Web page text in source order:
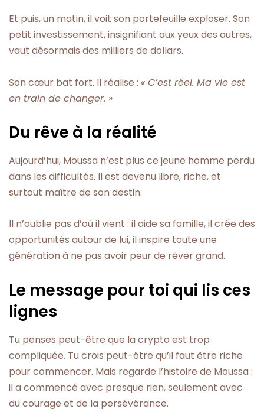
Et puis, un matin, il voit son portefeuille exploser. Son
petit investissement, insignifiant aux yeux des autres,
vaut désormais des milliers de dollars.
Son cœur bat fort. Il réalise : « C’est réel. Ma vie est
en train de changer. »
Du rêve à la réalité
Aujourd’hui, Moussa n’est plus ce jeune homme perdu
dans les difficultés. Il est devenu libre, riche, et
surtout maître de son destin.
Il n’oublie pas d’où il vient : il aide sa famille, il crée des
opportunités autour de lui, il inspire toute une
génération à ne pas avoir peur de rêver grand.
Le message pour toi qui lis ces
lignes
Tu penses peut-être que la crypto est trop
compliquée. Tu crois peut-être qu’il faut être riche
pour commencer. Mais regarde l’histoire de Moussa :
il a commencé avec presque rien, seulement avec
du courage et de la persévérance.